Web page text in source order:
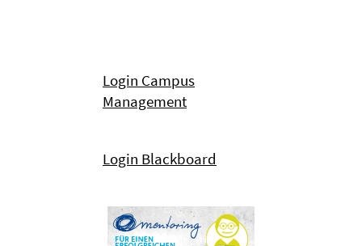
Login Campus
Management
Login Blackboard